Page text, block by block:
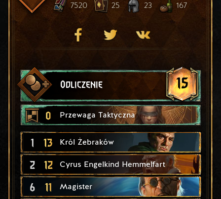
7520 25 23 167
Odliczenie 15
0 Przewaga Taktyczna
1 13 Król Żebraków
2 12 Cyrus Engelkind Hemmelfart
6 11 Magister